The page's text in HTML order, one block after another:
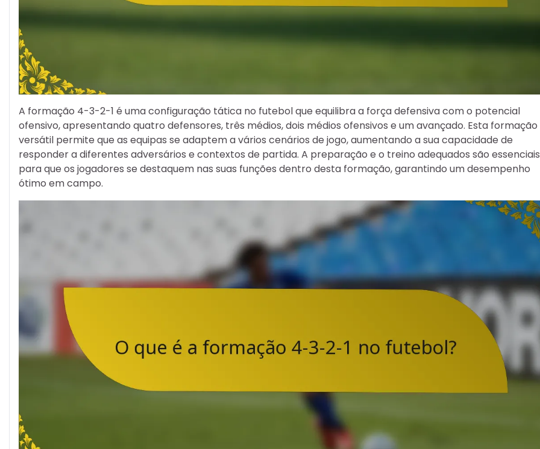
A formação 4-3-2-1 é uma configuração tática no futebol que equilibra a força defensiva com o potencial
ofensivo, apresentando quatro defensores, três médios, dois médios ofensivos e um avançado. Esta formação
versátil permite que as equipas se adaptem a vários cenários de jogo, aumentando a sua capacidade de
responder a diferentes adversários e contextos de partida. A preparação e o treino adequados são essenciais
para que os jogadores se destaquem nas suas funções dentro desta formação, garantindo um desempenho
ótimo em campo.